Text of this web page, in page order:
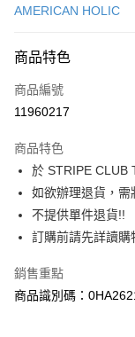
3 期 0 利率 每期
合作金庫商業銀行
上海商業儲蓄銀行
臺灣中小企業銀行
匯豐（台灣）商業銀
聯邦商業銀行
元大商業銀行
玉山商業銀行
台灣樂天信用卡公司
超商取貨付款
LINE Pay
Apple Pay
街口支付
悠遊付
大哥付你分期
相關說明
AMERICAN HOLIC
商品特色
商品編號
11960217
商品特色
於 STRIPE CLUB
如欲辦理退貨，需
不提供單件退貨!!
訂購前請先詳讀購
銷售重點
商品識別碼：